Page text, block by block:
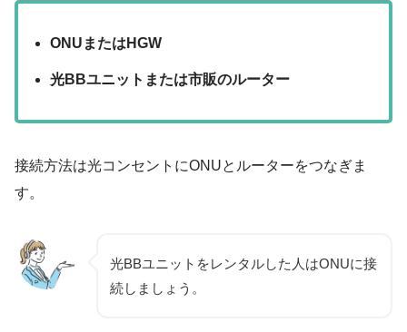
ONUまたはHGW
光BBユニットまたは市販のルーター
接続方法は光コンセントにONUとルーターをつなぎま
す。
光BBユニットをレンタルした人はONUに接
続しましょう。